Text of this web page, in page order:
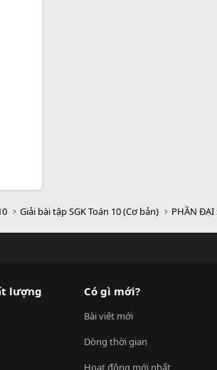
Giải bài tập SGK Toán 10 (Cơ bản) PHẦN ĐẠI
lượng
Có gì mới?
Bài viết mới
Dòng thời gian
Hoạt động mới nhất